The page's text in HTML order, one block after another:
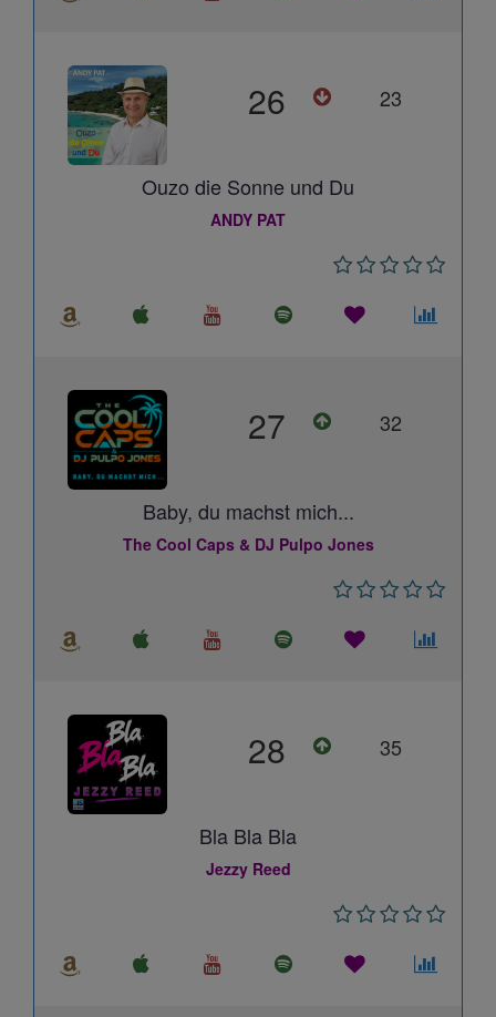
26 23
Ouzo die Sonne und Du
ANDY PAT
27 32
Baby, du machst mich...
The Cool Caps & DJ Pulpo Jones
28 35
Bla Bla Bla
Jezzy Reed